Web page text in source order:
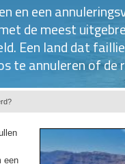
en een
de meest
Een land dat
te annuleren of de
een